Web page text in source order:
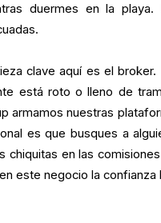
duermes en la
clave aquí es el
está roto o lleno de
armamos nuestras
es que busques a
chiquitas en las
este negocio la confianza